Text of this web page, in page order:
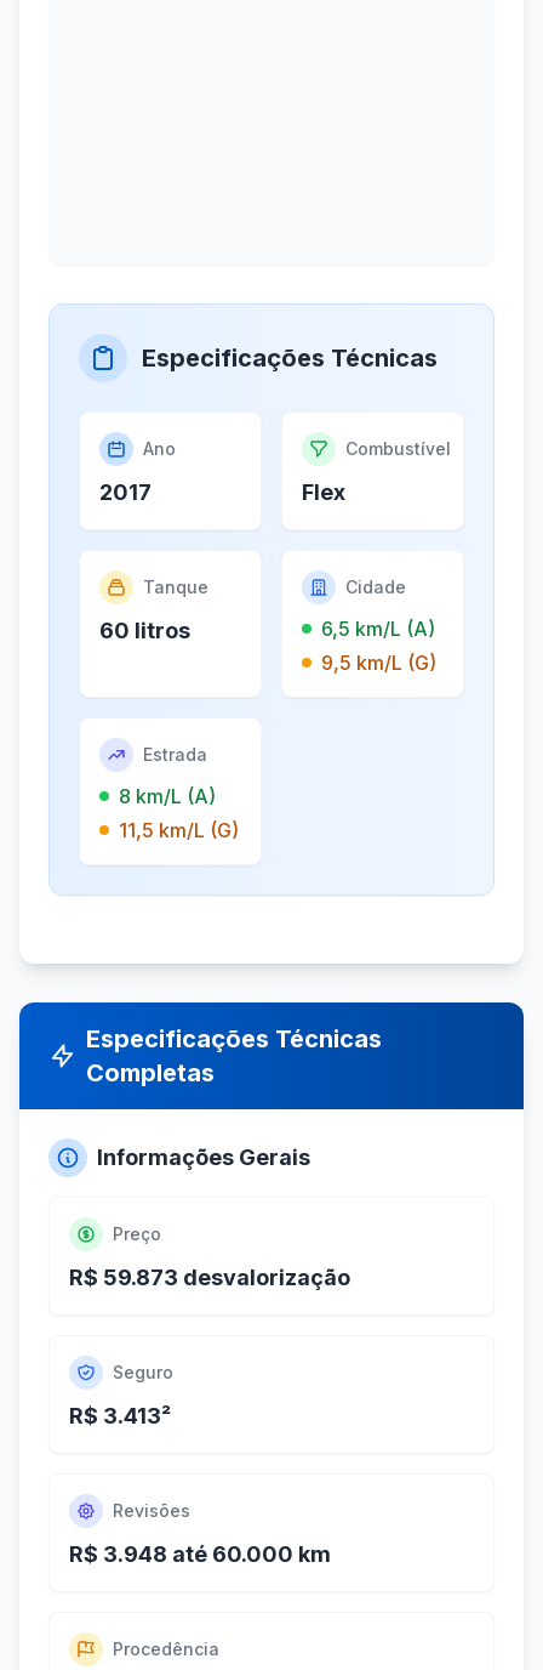
Especificações Técnicas
Ano
2017
Combustível
Flex
Tanque
60 litros
Cidade
6,5 km/L (A)
9,5 km/L (G)
Estrada
8 km/L (A)
11,5 km/L (G)
Especificações Técnicas
Completas
Informações Gerais
Preço
R$ 59.873 desvalorização
Seguro
R$ 3.413²
Revisões
R$ 3.948 até 60.000 km
Procedência